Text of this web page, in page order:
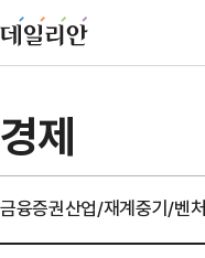
경제
금융증권산업/재계중기/벤